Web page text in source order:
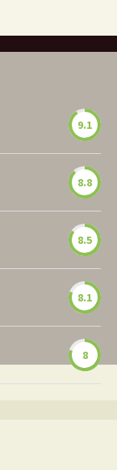
9.1
8.8
8.5
8.1
8